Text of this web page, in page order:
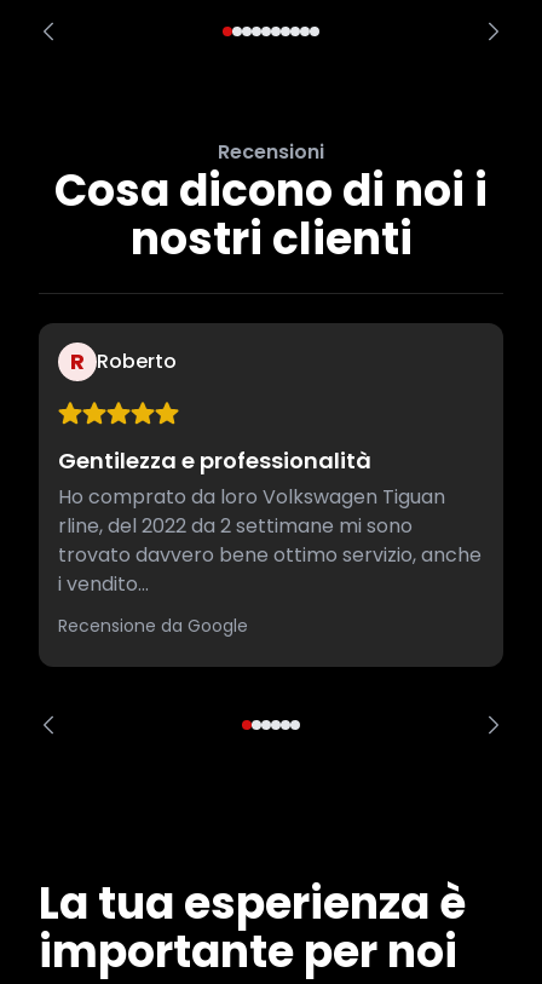
Recensioni
Cosa dicono di noi i
nostri clienti
R Roberto
Gentilezza e professionalità
Ho comprato da loro Volkswagen Tiguan
rline, del 2022 da 2 settimane mi sono
trovato davvero bene ottimo servizio, anche
i vendito...
Recensione da Google
La tua esperienza è
importante per noi